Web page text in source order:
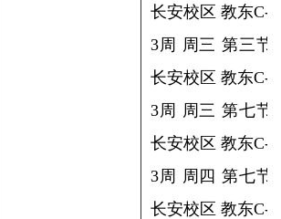
长安校区 教东C-
3周 周三 第三节
长安校区 教东C-
3周 周三 第七节
长安校区 教东C-
3周 周四 第七节
长安校区 教东C-